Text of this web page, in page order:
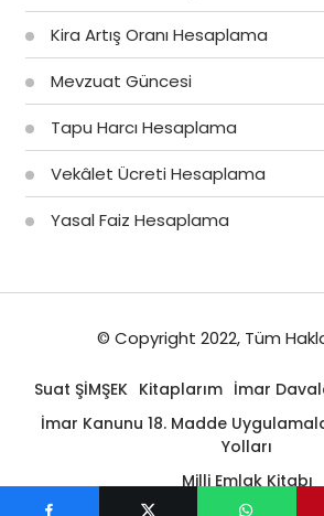
Kira Artış Oranı Hesaplama
Mevzuat Güncesi
Tapu Harcı Hesaplama
Vekâlet Ücreti Hesaplama
Yasal Faiz Hesaplama
© Copyright 2022, Tüm
Suat ŞİMŞEK Kitaplarım İmar
İmar Kanunu 18. Madde
Yolları
Milli Emlak Kitabı